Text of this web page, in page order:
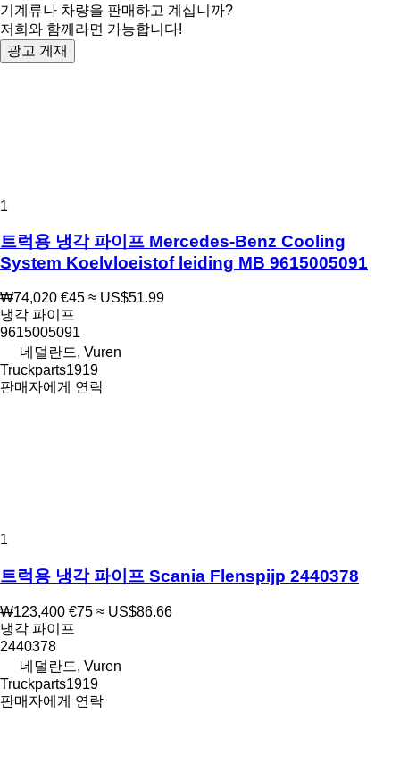
기계류나 차량을 판매하고 계십니까?
저희와 함께라면 가능합니다!
광고 게재
1
트럭용 냉각 파이프 Mercedes-Benz Cooling
System Koelvloeistof leiding MB 9615005091
₩74,020 €45 ≈ US$51.99
냉각 파이프
9615005091
네덜란드, Vuren
Truckparts1919
판매자에게 연락
1
트럭용 냉각 파이프 Scania Flenspijp 2440378
₩123,400 €75 ≈ US$86.66
냉각 파이프
2440378
네덜란드, Vuren
Truckparts1919
판매자에게 연락